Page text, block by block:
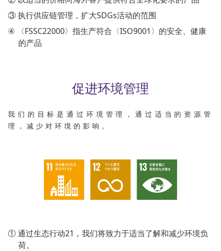
③ 执行供应链管理，扩大SDGs活动的范围
④ 〈FSSC22000〉指生产符合〈ISO9001〉的安全、健康
的产品
促进环境管理
我们的目标是通过环境管理，通过适当的资源管
理，减少对环境的影响。
① 通过生态行动21，我们将致力于适当了解和减少环境负
荷。